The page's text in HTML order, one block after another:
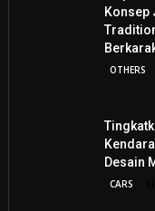
Konsep
OTHERS
Desain
CARS